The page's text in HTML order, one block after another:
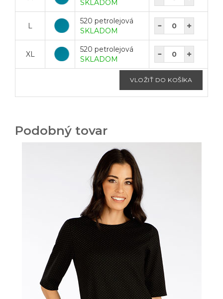
SKLADOM
L
520 petrolejová
SKLADOM
XL
520 petrolejová
SKLADOM
Podobný tovar